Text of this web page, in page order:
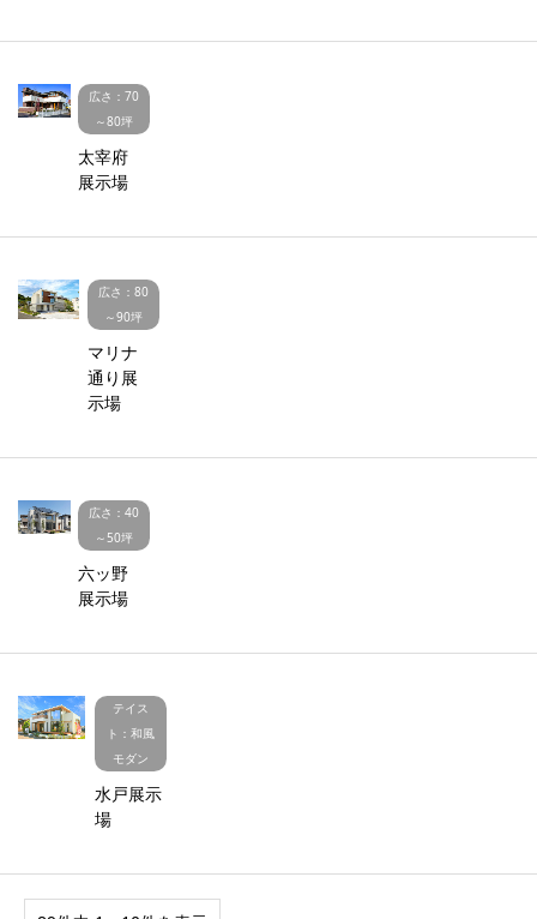
広さ：70
～80坪
太宰府
展示場
広さ：80
～90坪
マリナ
通り展
示場
広さ：40
～50坪
六ッ野
展示場
テイス
ト：和風
モダン
水戸展示
場